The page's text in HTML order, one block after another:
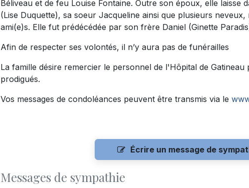
Béliveau et de feu Louise Fontaine. Outre son époux, elle laisse
(Lise Duquette), sa soeur Jacqueline ainsi que plusieurs
ami(e)s. Elle fut prédécédée par son frère Daniel (Ginette
Afin de respecter ses volontés, il n’y aura pas de funérailles
La famille désire remercier le personnel de l'Hôpital de
prodigués.
Vos messages de condoléances peuvent être transmis via le
Écrire un message de
Messages de sympathie